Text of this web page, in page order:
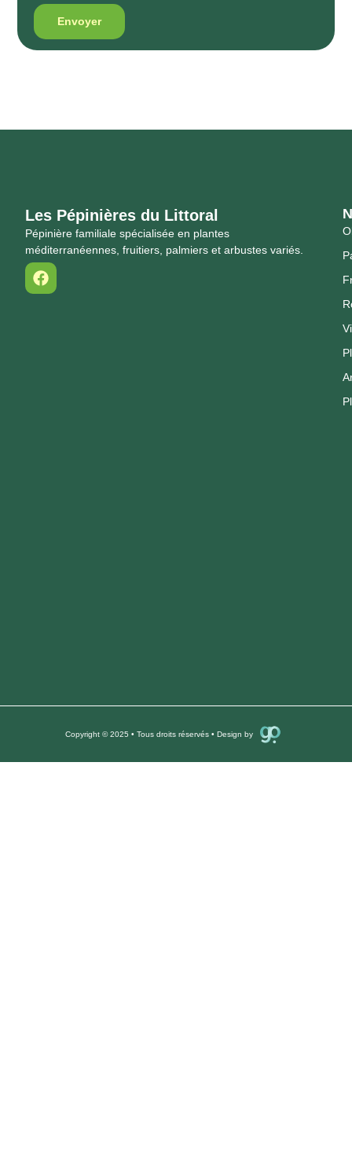
Envoyer
Les Pépinières du Littoral
Pépinière familiale spécialisée en plantes
méditerranéennes, fruitiers, palmiers et arbustes variés.
Copyright © 2025 • Tous droits réservés • Design by